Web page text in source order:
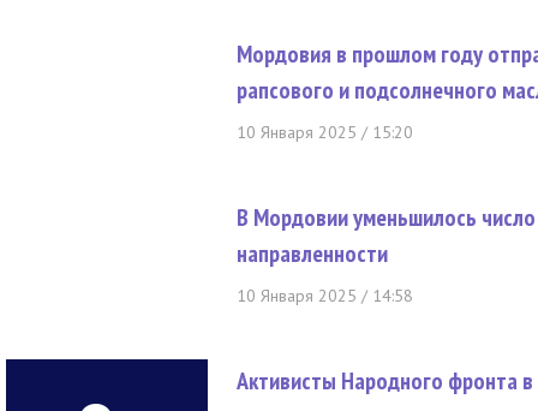
Мордовия в прошлом году
рапсового и подсолнечного
10 Января 2025 / 15:20
В Мордовии уменьшилось
направленности
10 Января 2025 / 14:58
Активисты Народного фронта